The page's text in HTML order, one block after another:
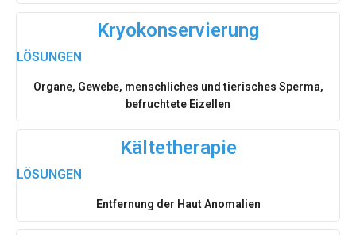
Kryokonservierung
LÖSUNGEN
Organe, Gewebe, menschliches und tierisches Sperma,
befruchtete Eizellen
Kältetherapie
LÖSUNGEN
Entfernung der Haut Anomalien